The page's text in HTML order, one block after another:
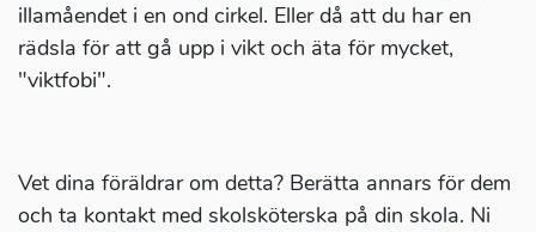
illamåendet i en ond cirkel. Eller då att du har en
rädsla för att gå upp i vikt och äta för mycket,
"viktfobi".
Vet dina föräldrar om detta? Berätta annars för dem
och ta kontakt med skolsköterska på din skola. Ni